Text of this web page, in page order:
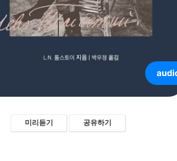
미리듣기 공유하기